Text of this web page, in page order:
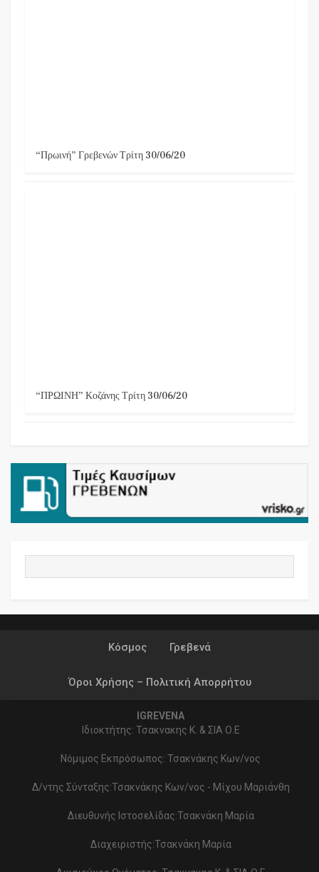
“Πρωινή” Γρεβενών Τρίτη 30/06/20
“ΠΡΩΙΝΗ” Κοζάνης Τρίτη 30/06/20
Κόσμος Γρεβενά
Όροι Χρήσης – Πολιτική Απορρήτου
IGREVENA
Ιδιοκτήτης: Τσακνακης Κ. & ΣΙΑ Ο.Ε
Νόμιμος Εκπρόσωπος: Τσακνάκης Κων/νος
Δ/ντης Σύνταξης:Τσακνάκης Κων/νος - Μίχου Μαριάνθη
Διευθυνής Ιστοσελίδας:Τσακνάκη Μαρία
Διαχειριστής:Τσακνάκη Μαρία